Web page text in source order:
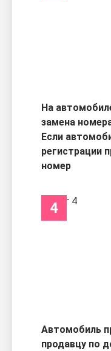
На
замена
Если
регистрации
номер
4
Автомобиль
продавцу по